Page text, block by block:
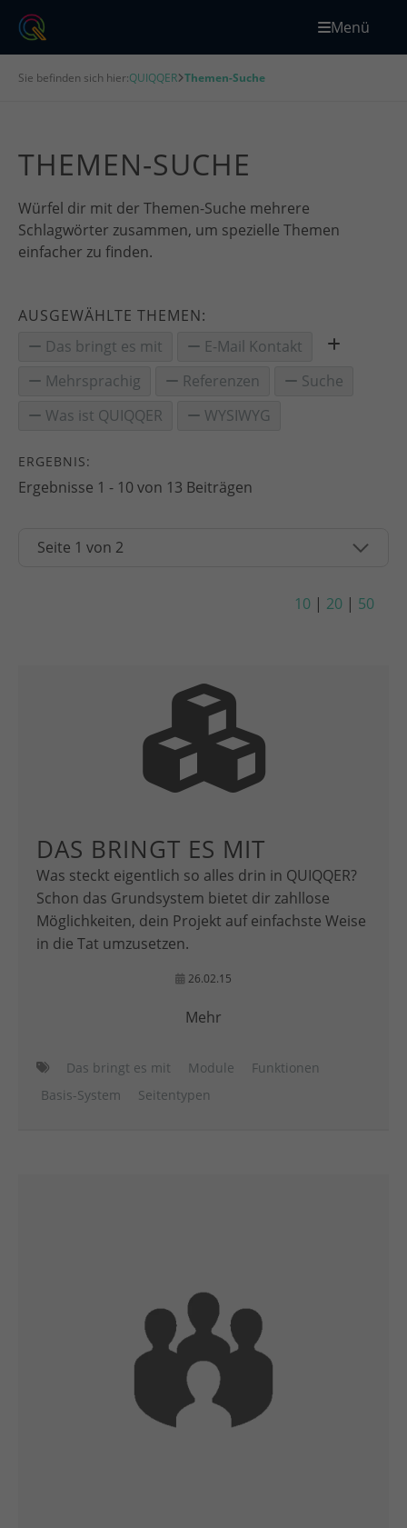
Menü
Sie befinden sich hier:QUIQQER Themen-Suche
THEMEN-SUCHE
Würfel dir mit der Themen-Suche mehrere
Schlagwörter zusammen, um spezielle Themen
einfacher zu finden.
AUSGEWÄHLTE THEMEN:
Das bringt es mit
E-Mail Kontakt
Mehrsprachig
Referenzen
Suche
Was ist QUIQQER
WYSIWYG
ERGEBNIS:
Ergebnisse 1 - 10 von 13 Beiträgen
10 | 20 | 50
DAS BRINGT ES MIT
Was steckt eigentlich so alles drin in QUIQQER?
Schon das Grundsystem bietet dir zahllose
Möglichkeiten, dein Projekt auf einfachste Weise
in die Tat umzusetzen.
26.02.15
Mehr
Das bringt es mit Module
Funktionen
Basis-System
Seitentypen